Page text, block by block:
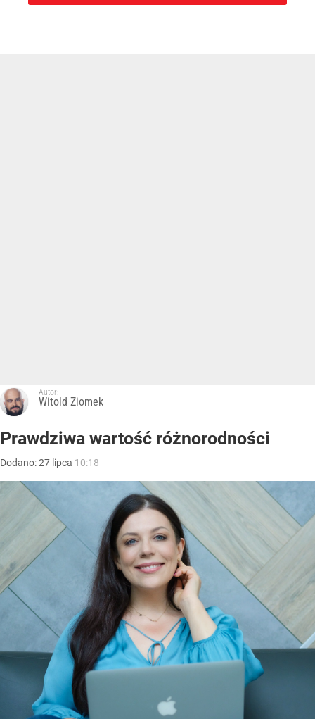
Autor:
Witold Ziomek
Prawdziwa wartość różnorodności
Dodano:27 lipca 10:18